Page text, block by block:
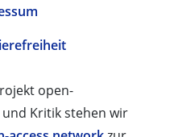
open-
Kritik stehen wir